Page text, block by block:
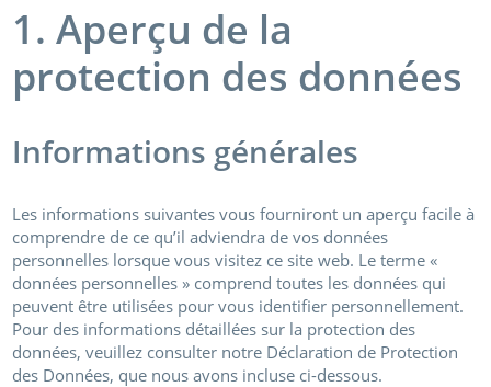
1. Aperçu de la
protection des données
Informations générales
Les informations suivantes vous fourniront un aperçu facile à
comprendre de ce qu’il adviendra de vos données
personnelles lorsque vous visitez ce site web. Le terme «
données personnelles » comprend toutes les données qui
peuvent être utilisées pour vous identifier personnellement.
Pour des informations détaillées sur la protection des
données, veuillez consulter notre Déclaration de Protection
des Données, que nous avons incluse ci-dessous.